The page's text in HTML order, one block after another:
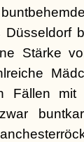
Stärke
Fällen mit